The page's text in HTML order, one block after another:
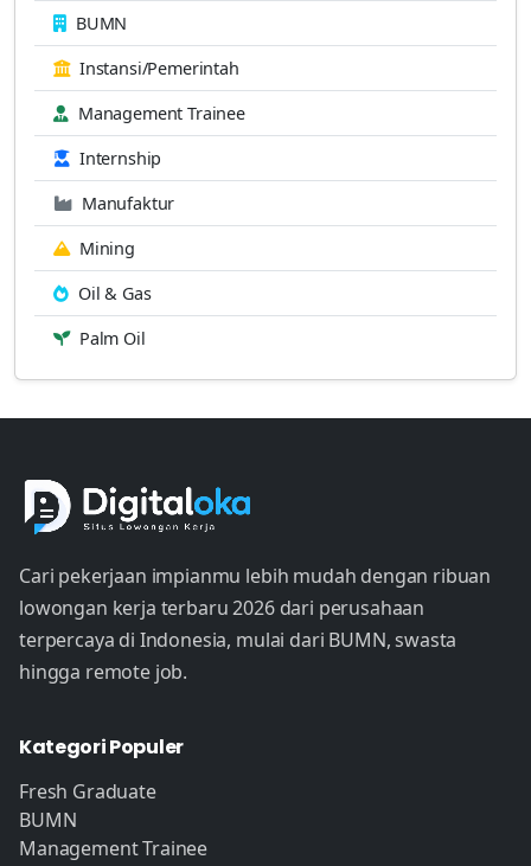
BUMN
Instansi/Pemerintah
Management Trainee
Internship
Manufaktur
Mining
Oil & Gas
Palm Oil
Cari pekerjaan impianmu lebih mudah dengan ribuan
lowongan kerja terbaru 2026 dari perusahaan
terpercaya di Indonesia, mulai dari BUMN, swasta
hingga remote job.
Kategori Populer
Fresh Graduate
BUMN
Management Trainee